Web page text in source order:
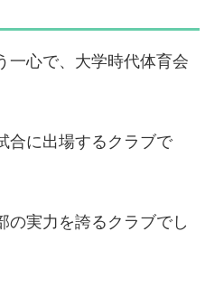
一心で、大学時代体育会
合に出場するクラブで
の実力を誇るクラブでし